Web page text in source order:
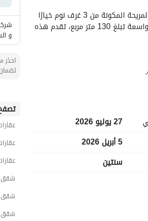
المعيشة.
27 يوليو 2026
5 أبريل 2026
سنتين
و
احذر
شقق 3 غرف نوم مفروشة للايجار في الرياض
شقق 3 غرف نوم مفروشة للايجار في شمال الرياض
شقق 3 غرف نوم مفروشة للايجار في الملقا